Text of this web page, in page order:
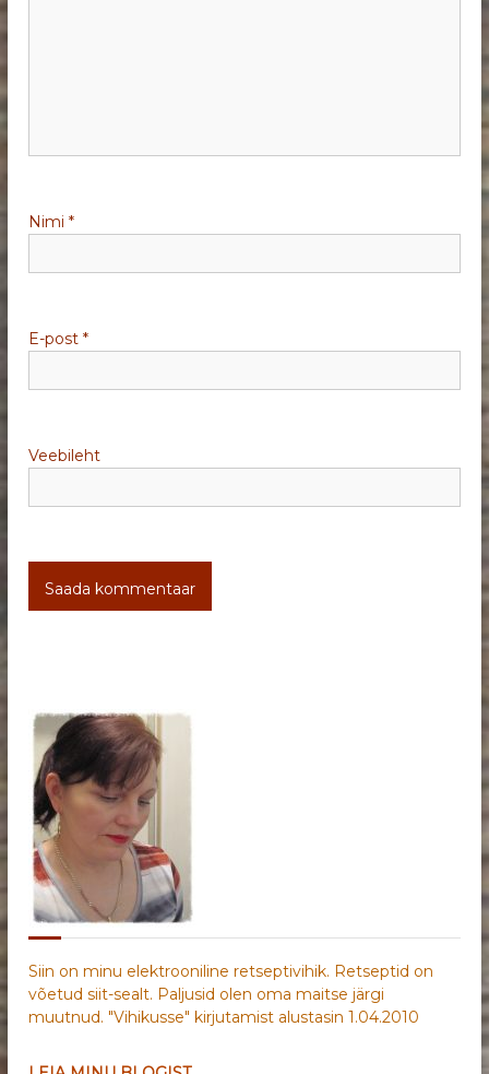
i
n
e
Nimi*
E-post*
Veebileht
Siin on minu elektrooniline retseptivihik. Retseptid on
võetud siit-sealt. Paljusid olen oma maitse järgi
muutnud. "Vihikusse" kirjutamist alustasin 1.04.2010